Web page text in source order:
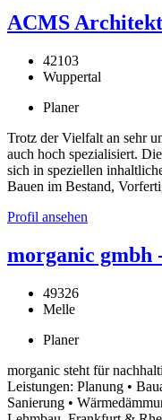
ACMS
42103
Wuppertal
Planer
Trotz der Vielfalt an sehr
auch hoch spezialisiert.
sich in speziellen
Bauen im Bestand,
Profil ansehen
morganic gmbh
49326
Melle
Planer
morganic steht für
Leistungen: Planung •
Sanierung •